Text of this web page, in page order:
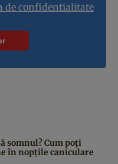
de confidentialitate
somnul? Cum poți
în nopțile caniculare